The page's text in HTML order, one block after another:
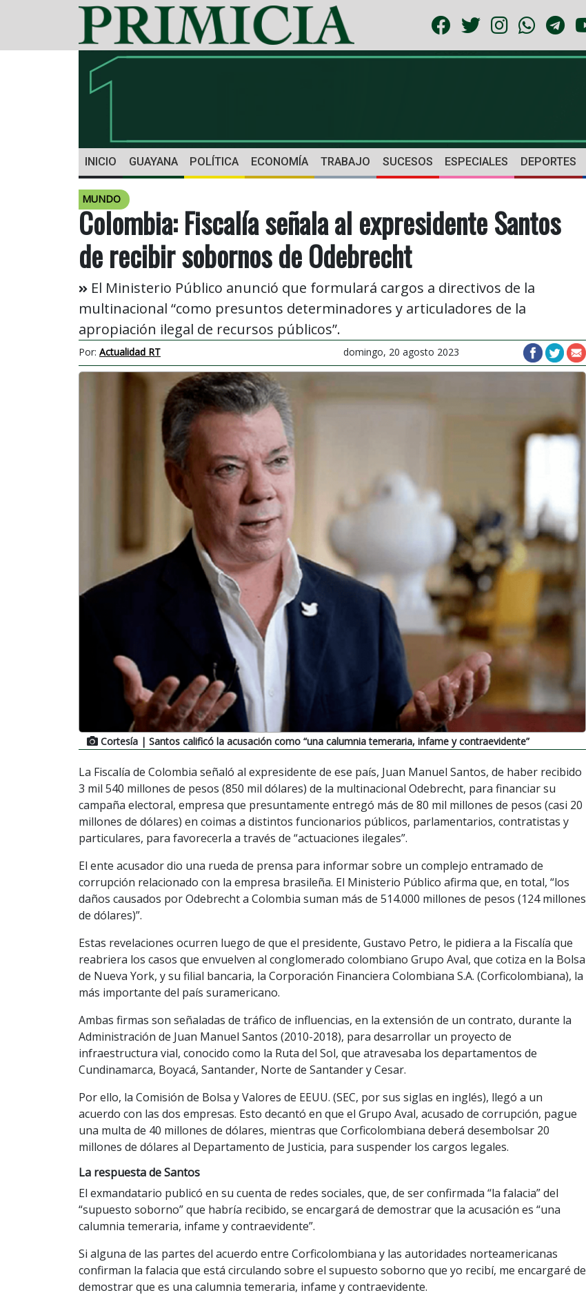
INICIO GUAYANA POLÍTICA ECONOMÍA TRABAJO SUCESOS ESPECIALES DEPORTES
MUNDO
Colombia: Fiscalía señala al expresidente Santos
de recibir sobornos de Odebrecht
El Ministerio Público anunció que formulará cargos a directivos de la
multinacional “como presuntos determinadores y articuladores de la
apropiación ilegal de recursos públicos”.
Por: Actualidad RT domingo, 20 agosto 2023
Cortesía | Santos calificó la acusación como “una calumnia temeraria, infame y contraevidente”
La Fiscalía de Colombia señaló al expresidente de ese país, Juan Manuel Santos, de haber recibido
3 mil 540 millones de pesos (850 mil dólares) de la multinacional Odebrecht, para financiar su
campaña electoral, empresa que presuntamente entregó más de 80 mil millones de pesos (casi 20
millones de dólares) en coimas a distintos funcionarios públicos, parlamentarios, contratistas y
particulares, para favorecerla a través de “actuaciones ilegales”.
El ente acusador dio una rueda de prensa para informar sobre un complejo entramado de
corrupción relacionado con la empresa brasileña. El Ministerio Público afirma que, en total, “los
daños causados por Odebrecht a Colombia suman más de 514.000 millones de pesos (124 millones
de dólares)”.
Estas revelaciones ocurren luego de que el presidente, Gustavo Petro, le pidiera a la Fiscalía que
reabriera los casos que envuelven al conglomerado colombiano Grupo Aval, que cotiza en la Bolsa
de Nueva York, y su filial bancaria, la Corporación Financiera Colombiana S.A. (Corficolombiana), la
más importante del país suramericano.
Ambas firmas son señaladas de tráfico de influencias, en la extensión de un contrato, durante la
Administración de Juan Manuel Santos (2010-2018), para desarrollar un proyecto de
infraestructura vial, conocido como la Ruta del Sol, que atravesaba los departamentos de
Cundinamarca, Boyacá, Santander, Norte de Santander y Cesar.
Por ello, la Comisión de Bolsa y Valores de EEUU. (SEC, por sus siglas en inglés), llegó a un
acuerdo con las dos empresas. Esto decantó en que el Grupo Aval, acusado de corrupción, pague
una multa de 40 millones de dólares, mientras que Corficolombiana deberá desembolsar 20
millones de dólares al Departamento de Justicia, para suspender los cargos legales.
La respuesta de Santos
El exmandatario publicó en su cuenta de redes sociales, que, de ser confirmada “la falacia” del
“supuesto soborno” que habría recibido, se encargará de demostrar que la acusación es “una
calumnia temeraria, infame y contraevidente”.
Si alguna de las partes del acuerdo entre Corficolombiana y las autoridades norteamericanas
confirman la falacia que está circulando sobre el supuesto soborno que yo recibí, me encargaré de
demostrar que es una calumnia temeraria, infame y contraevidente.